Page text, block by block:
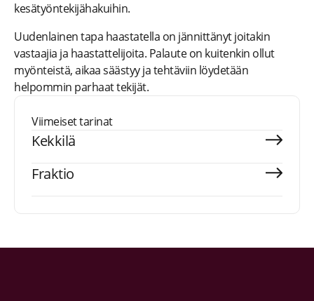
kesätyöntekijähakuihin.
Uudenlainen tapa haastatella on jännittänyt joitakin
vastaajia ja haastattelijoita. Palaute on kuitenkin ollut
myönteistä, aikaa säästyy ja tehtäviin löydetään
helpommin parhaat tekijät.
Viimeiset tarinat
Kekkilä
Fraktio